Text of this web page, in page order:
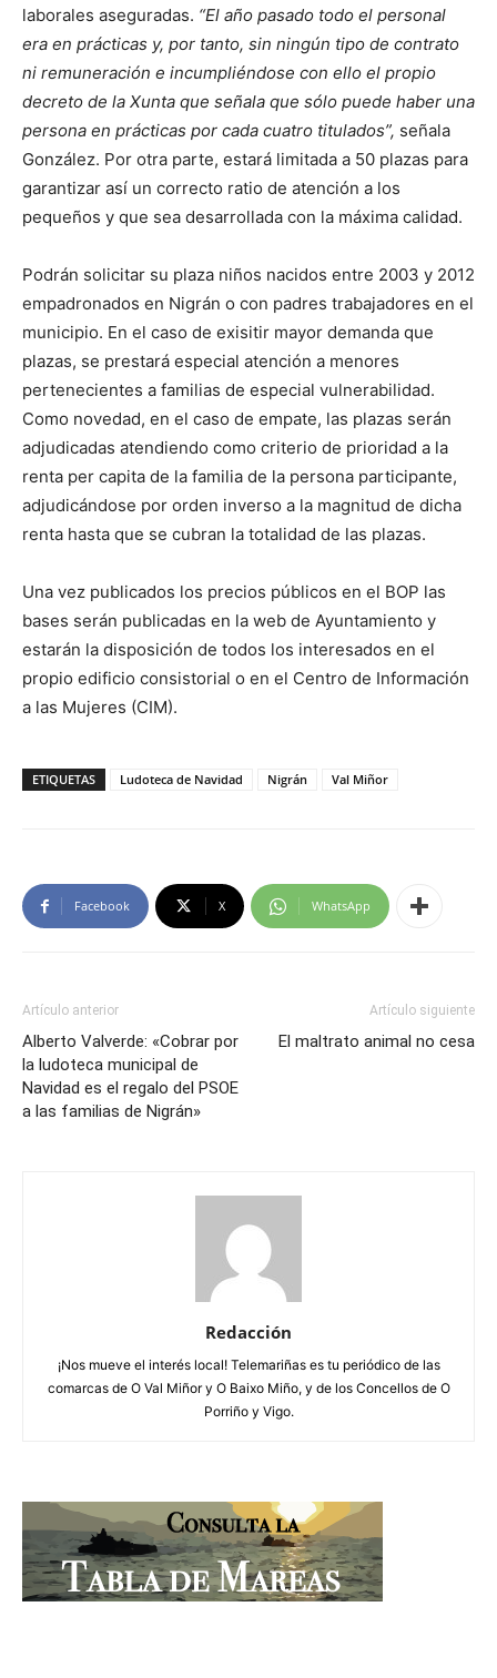
laborales aseguradas. “El año pasado todo el personal
era en prácticas y, por tanto, sin ningún tipo de contrato
ni remuneración e incumpliéndose con ello el propio
decreto de la Xunta que señala que sólo puede haber una
persona en prácticas por cada cuatro titulados”, señala
González. Por otra parte, estará limitada a 50 plazas para
garantizar así un correcto ratio de atención a los
pequeños y que sea desarrollada con la máxima calidad.
Podrán solicitar su plaza niños nacidos entre 2003 y 2012
empadronados en Nigrán o con padres trabajadores en el
municipio. En el caso de exisitir mayor demanda que
plazas, se prestará especial atención a menores
pertenecientes a familias de especial vulnerabilidad.
Como novedad, en el caso de empate, las plazas serán
adjudicadas atendiendo como criterio de prioridad a la
renta per capita de la familia de la persona participante,
adjudicándose por orden inverso a la magnitud de dicha
renta hasta que se cubran la totalidad de las plazas.
Una vez publicados los precios públicos en el BOP las
bases serán publicadas en la web de Ayuntamiento y
estarán la disposición de todos los interesados en el
propio edificio consistorial o en el Centro de Información
a las Mujeres (CIM).
ETIQUETAS Ludoteca de Navidad Nigrán Val Miñor
Facebook X WhatsApp
Artículo anterior
Alberto Valverde: «Cobrar por
la ludoteca municipal de
Navidad es el regalo del PSOE
a las familias de Nigrán»
Artículo siguiente
El maltrato animal no cesa
Redacción
¡Nos mueve el interés local! Telemariñas es tu periódico de las
comarcas de O Val Miñor y O Baixo Miño, y de los Concellos de O
Porriño y Vigo.